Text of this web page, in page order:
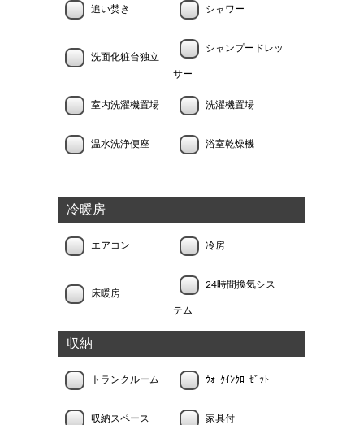
追い焚き シャワー
洗面化粧台独立
シャンプードレッ
サー
室内洗濯機置場 洗濯機置場
温水洗浄便座 浴室乾燥機
冷暖房
エアコン 冷房
床暖房
24時間換気シス
テム
収納
トランクルーム ｳｫｰｸｲﾝｸﾛｰｾﾞｯﾄ
収納スペース 家具付